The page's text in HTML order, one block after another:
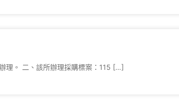
理。 二、該所辦理採購標案：115 […]